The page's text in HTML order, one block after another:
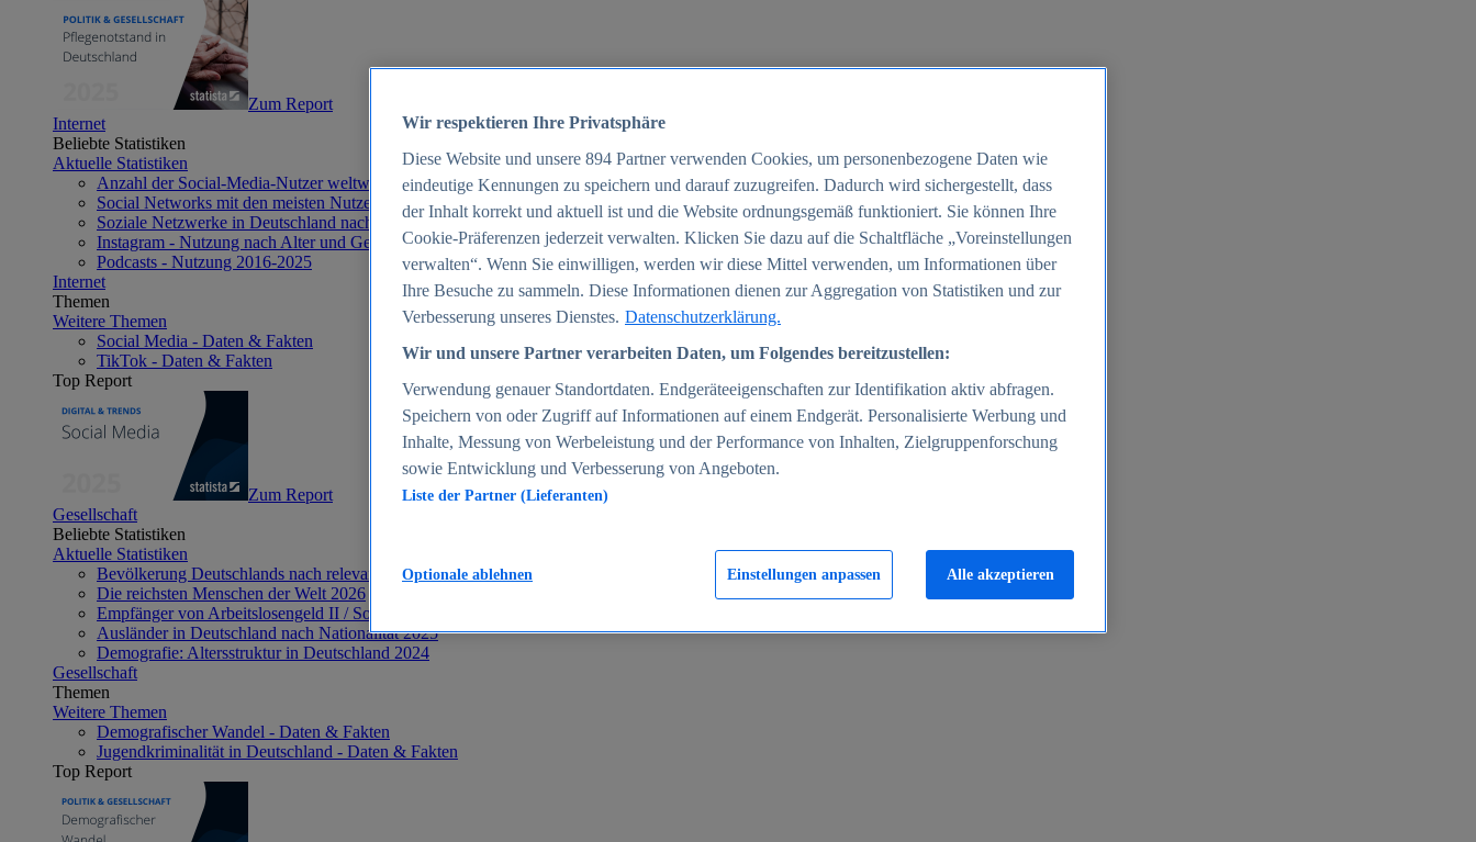
Zum Report
Internet
Beliebte Statistiken
Aktuelle Statistiken
Anzahl der Social-Media-Nutzer weltweit 2012-2025
Social Networks mit den meisten Nutzern weltweit 2025
Soziale Netzwerke in Deutschland nach Generationen 2025
Instagram - Nutzung nach Alter und Geschlecht in Deutschland 2025
Podcasts - Nutzung 2016-2025
Internet
Themen
Weitere Themen
Social Media - Daten & Fakten
TikTok - Daten & Fakten
Top Report
Zum Report
Gesellschaft
Beliebte Statistiken
Aktuelle Statistiken
Bevölkerung Deutschlands nach relevanten Altersgruppen 2024
Die reichsten Menschen der Welt 2026
Empfänger von Arbeitslosengeld II / Sozialgeld / Bürgergeld in Deutschland 2005-2025
Ausländer in Deutschland nach Nationalität 2025
Demografie: Altersstruktur in Deutschland 2024
Gesellschaft
Themen
Weitere Themen
Demografischer Wandel - Daten & Fakten
Jugendkriminalität in Deutschland - Daten & Fakten
Top Report
Wir respektieren Ihre Privatsphäre
Diese Website und unsere 894 Partner verwenden Cookies, um personenbezogene Daten wie
eindeutige Kennungen zu speichern und darauf zuzugreifen. Dadurch wird sichergestellt, dass
der Inhalt korrekt und aktuell ist und die Website ordnungsgemäß funktioniert. Sie können Ihre
Cookie-Präferenzen jederzeit verwalten. Klicken Sie dazu auf die Schaltfläche „Voreinstellungen
verwalten“. Wenn Sie einwilligen, werden wir diese Mittel verwenden, um Informationen über
Ihre Besuche zu sammeln. Diese Informationen dienen zur Aggregation von Statistiken und zur
Verbesserung unseres Dienstes. Datenschutzerklärung.
Wir und unsere Partner verarbeiten Daten, um Folgendes bereitzustellen:
Verwendung genauer Standortdaten. Endgeräteeigenschaften zur Identifikation aktiv abfragen.
Speichern von oder Zugriff auf Informationen auf einem Endgerät. Personalisierte Werbung und
Inhalte, Messung von Werbeleistung und der Performance von Inhalten, Zielgruppenforschung
sowie Entwicklung und Verbesserung von Angeboten.
Liste der Partner (Lieferanten)
Einstellungen anpassen
Optionale ablehnen Alle akzeptieren